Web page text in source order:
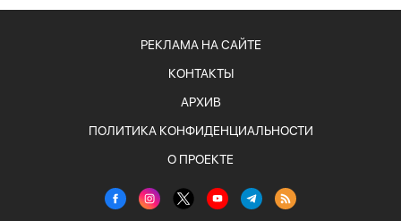
РЕКЛАМА НА САЙТЕ
КОНТАКТЫ
АРХИВ
ПОЛИТИКА КОНФИДЕНЦИАЛЬНОСТИ
О ПРОЕКТЕ